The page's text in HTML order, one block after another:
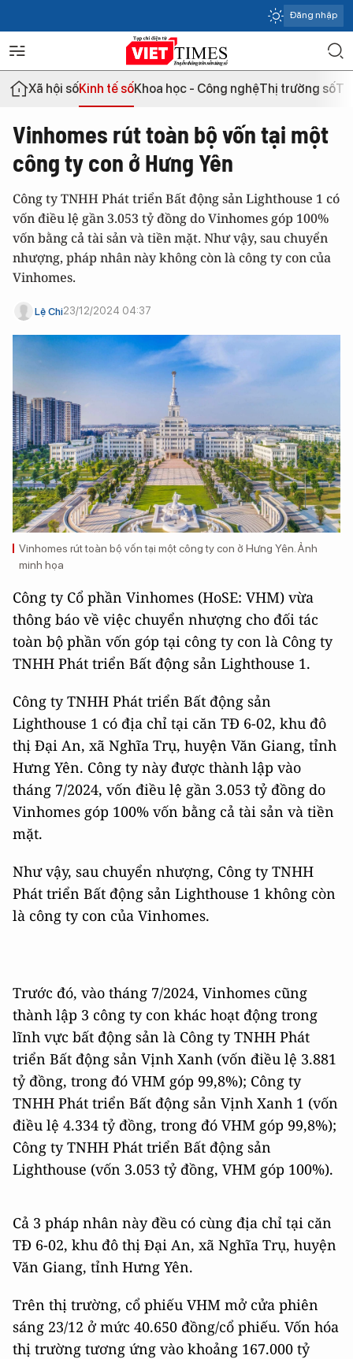
Đăng nhập
Xã hội sốKinh tế sốKhoa học - Công nghệThị trường số
Vinhomes rút toàn bộ vốn tại một
công ty con ở Hưng Yên
Công ty TNHH Phát triển Bất động sản Lighthouse 1 có
vốn điều lệ gần 3.053 tỷ đồng do Vinhomes góp 100%
vốn bằng cả tài sản và tiền mặt. Như vậy, sau chuyển
nhượng, pháp nhân này không còn là công ty con của
Vinhomes.
Lệ Chi23/12/2024 04:37
Vinhomes rút toàn bộ vốn tại một công ty con ở Hưng Yên. Ảnh
minh họa
Công ty Cổ phần Vinhomes (HoSE: VHM) vừa
thông báo về việc chuyển nhượng cho đối tác
toàn bộ phần vốn góp tại công ty con là Công ty
TNHH Phát triển Bất động sản Lighthouse 1.
Công ty TNHH Phát triển Bất động sản
Lighthouse 1 có địa chỉ tại căn TĐ 6-02, khu đô
thị Đại An, xã Nghĩa Trụ, huyện Văn Giang, tỉnh
Hưng Yên. Công ty này được thành lập vào
tháng 7/2024, vốn điều lệ gần 3.053 tỷ đồng do
Vinhomes góp 100% vốn bằng cả tài sản và tiền
mặt.
Như vậy, sau chuyển nhượng, Công ty TNHH
Phát triển Bất động sản Lighthouse 1 không còn
là công ty con của Vinhomes.
Trước đó, vào tháng 7/2024, Vinhomes cũng
thành lập 3 công ty con khác hoạt động trong
lĩnh vực bất động sản là Công ty TNHH Phát
triển Bất động sản Vịnh Xanh (vốn điều lệ 3.881
tỷ đồng, trong đó VHM góp 99,8%); Công ty
TNHH Phát triển Bất động sản Vịnh Xanh 1 (vốn
điều lệ 4.334 tỷ đồng, trong đó VHM góp 99,8%);
Công ty TNHH Phát triển Bất động sản
Lighthouse (vốn 3.053 tỷ đồng, VHM góp 100%).
Cả 3 pháp nhân này đều có cùng địa chỉ tại căn
TĐ 6-02, khu đô thị Đại An, xã Nghĩa Trụ, huyện
Văn Giang, tỉnh Hưng Yên.
Trên thị trường, cổ phiếu VHM mở cửa phiên
sáng 23/12 ở mức 40.650 đồng/cổ phiếu. Vốn hóa
thị trường tương ứng vào khoảng 167.000 tỷ